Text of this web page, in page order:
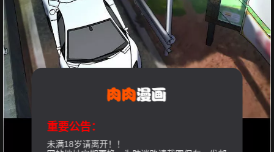
重要公告：
未满18岁请离开！！